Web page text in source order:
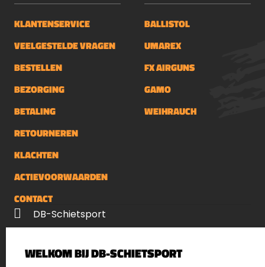
KLANTENSERVICE
VEELGESTELDE VRAGEN
BESTELLEN
BEZORGING
BETALING
RETOURNEREN
KLACHTEN
ACTIEVOORWAARDEN
CONTACT
BALLISTOL
UMAREX
FX AIRGUNS
GAMO
WEIHRAUCH
DB-Schietsport
5411 LX Zeeland
WELKOM BIJ DB-SCHIETSPORT